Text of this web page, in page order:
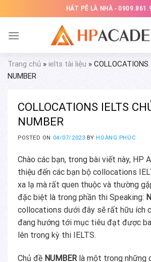
to
content
HÁT PÊ LÀ NHÀ -
Trang chủ » ielts tài liệu »
NUMBER
COLLOCATIONS IELTS
NUMBER
POSTED ON 04/07/2023 BY HOÀNG PHÚC
Chào các bạn, trong bài viết này, HP
thiệu đến các bạn bộ collocations
xa lạ mà rất quen thuộc và thường
đặc biệt là trong phần thi Speaking:
collocations dưới đây sẽ rất hữu ích
đang hướng tới mục tiêu đạt được
lên trong kỳ thi IELTS.
Chủ đề NUMBERlà một trong những